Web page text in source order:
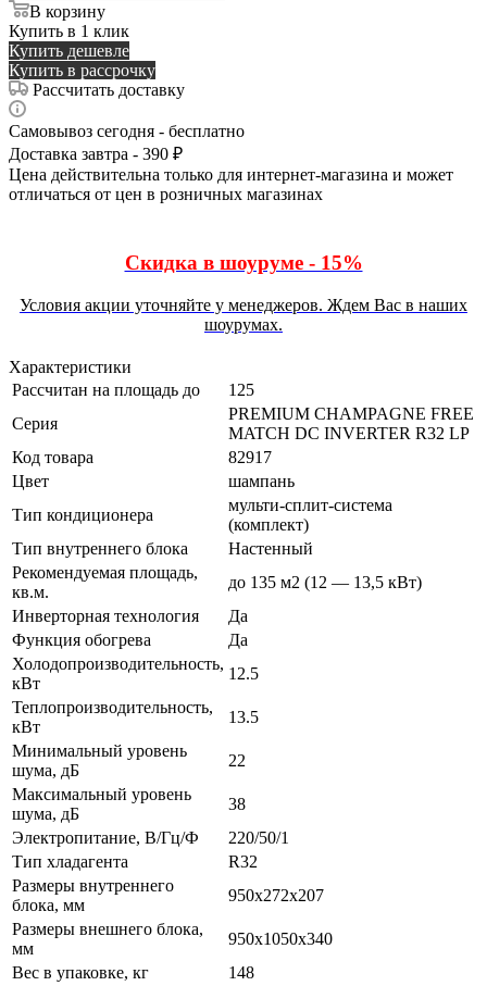
В корзину
Купить в 1 клик
Купить дешевле
Купить в рассрочку
Рассчитать доставку
Самовывоз сегодня - бесплатно
Доставка завтра - 390 ₽
Цена действительна только для интернет-магазина и может
отличаться от цен в розничных магазинах
Скидка в шоуруме - 15%
Условия акции уточняйте у менеджеров. Ждем Вас в наших
шоурумах.
Характеристики
Рассчитан на площадь до
125
Серия
PREMIUM CHAMPAGNE FREE
MATCH DC INVERTER R32 LP
Код товара
82917
Цвет
шампань
Тип кондиционера
мульти-сплит-система
(комплект)
Тип внутреннего блока
Настенный
Рекомендуемая площадь,
кв.м.
до 135 м2 (12 — 13,5 кВт)
Инверторная технология
Да
Функция обогрева
Да
Холодопроизводительность,
кВт
12.5
Теплопроизводительность,
кВт
13.5
Минимальный уровень
шума, дБ
22
Максимальный уровень
шума, дБ
38
Электропитание, В/Гц/Ф
220/50/1
Тип хладагента
R32
Размеры внутреннего
блока, мм
950x272x207
Размеры внешнего блока,
мм
950x1050x340
Вес в упаковке, кг
148